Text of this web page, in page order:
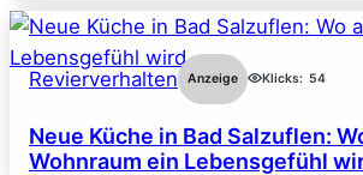
Revierverhalten Anzeige Klicks: 54
Neue Küche in Bad Salzuflen:
Wohnraum ein Lebensgefühl